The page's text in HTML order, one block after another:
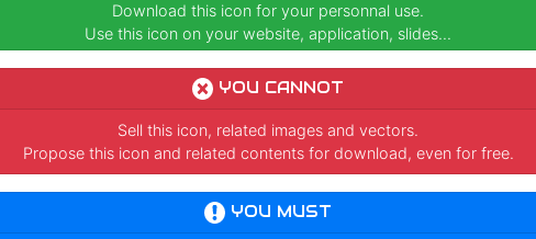
Download this icon for your personnal use.
Use this icon on your website, application, slides...
YOU CANNOT
Sell this icon, related images and vectors.
Propose this icon and related contents for download, even for free.
YOU MUST